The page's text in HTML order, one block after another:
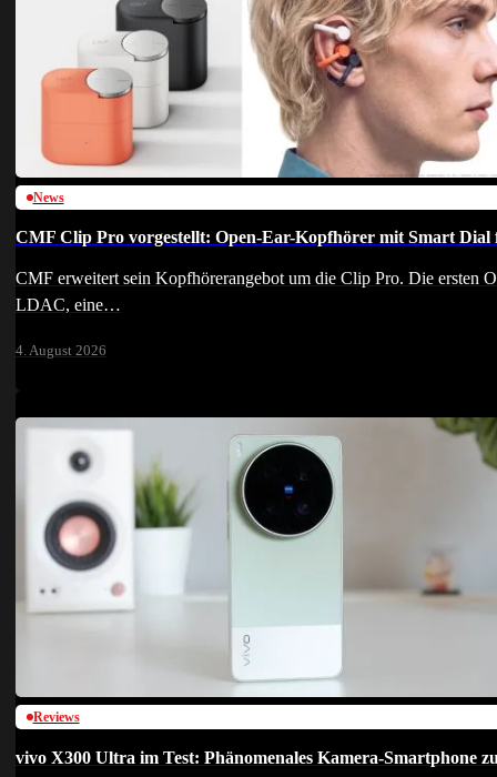
News
CMF Clip Pro vorgestellt: Open-Ear-Kopfhörer mit Smart Dial
CMF erweitert sein Kopfhörerangebot um die Clip Pro. Die ersten
LDAC, eine…
4. August 2026
Reviews
vivo X300 Ultra im Test: Phänomenales Kamera-Smartphone